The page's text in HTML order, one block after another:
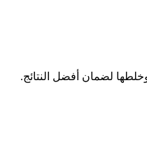
لضمان أفضل النتائج.